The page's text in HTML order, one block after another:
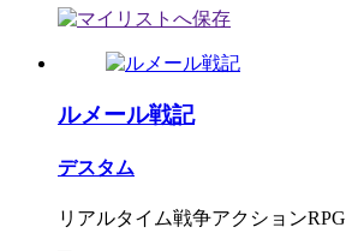
ルメール戦記
デスタム
リアルタイム戦争アクションRPG